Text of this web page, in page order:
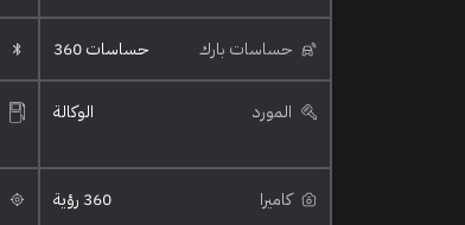
حساسات بارك حساسات 360
المورد الوكالة
كاميرا 360 رؤية